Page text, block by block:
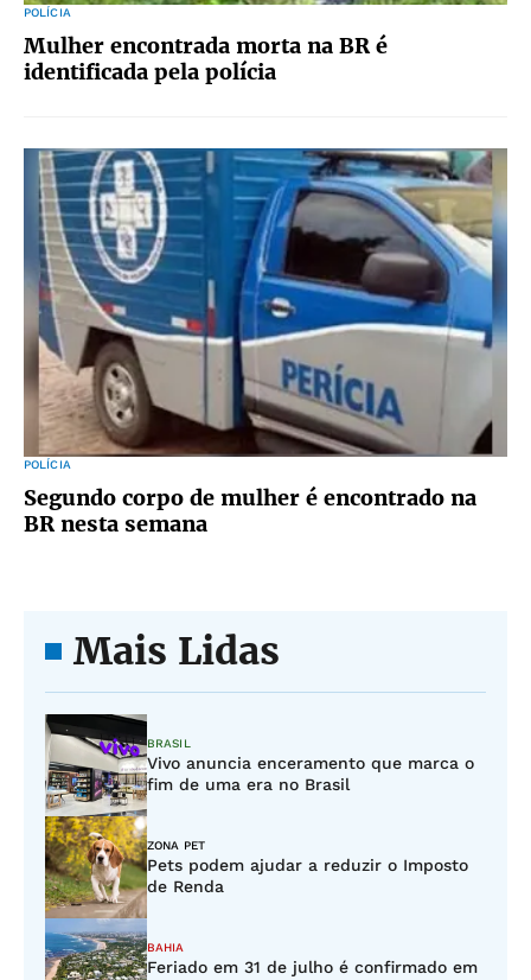
POLÍCIA
Mulher encontrada morta na BR é
identificada pela polícia
POLÍCIA
Segundo corpo de mulher é encontrado na
BR nesta semana
Mais Lidas
BRASIL
Vivo anuncia enceramento que marca o
fim de uma era no Brasil
ZONA PET
Pets podem ajudar a reduzir o Imposto
de Renda
BAHIA
Feriado em 31 de julho é confirmado em